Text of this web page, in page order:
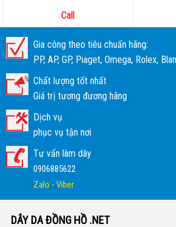
Call
Gia công theo tiêu chuẩn hãng:
PP, AP, GP, Piaget, Omega, Rolex,
Chất lượng tốt nhất
Giá trị tương đương hãng
Dịch vụ
phục vụ tận nơi
Tư vấn làm dây
0906885622
Zalo - Viber
DÂY DA ĐỒNG HỒ .NET